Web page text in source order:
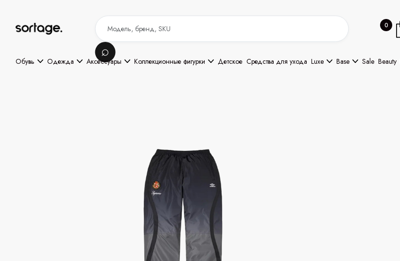
0
Обувь Одежда Аксессуары Коллекционные фигурки Детское Средства для ухода Luxe Base Sale Beauty